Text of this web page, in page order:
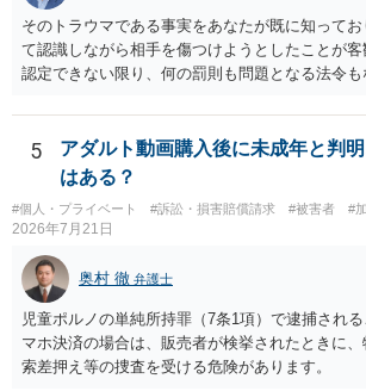
そのトラウマである事実をあなたが既に知ってお
て認識しながら相手を傷つけようとしたことが
認定できない限り、何の罰則も問題となる法令
5
アダルト動画購入後に未成年と判
はある？
#個人・プライベート #訴訟・損害賠償請求 #被害者 #
2026年7月21日
奥村 徹 弁護士
児童ポルノの単純所持罪（7条1項）で逮捕され
マホ決済の場合は、販売者が検挙されたときに
索差押え等の捜査を受ける危険があります。